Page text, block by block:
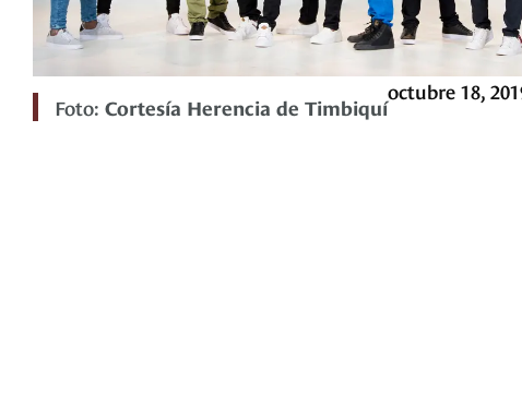
Foto: Cortesía Herencia de Timbiquí
octubre 18,